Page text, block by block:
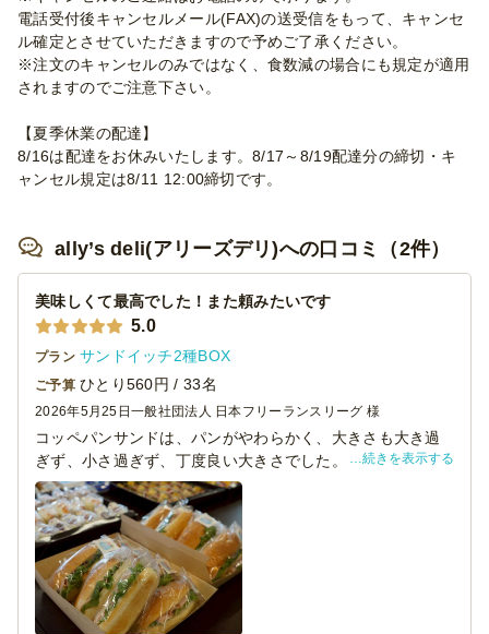
電話受付後キャンセルメール(FAX)の送受信をもって、キャンセ
ル確定とさせていただきますので予めご了承ください。
※注文のキャンセルのみではなく、食数減の場合にも規定が適用
されますのでご注意下さい。
【夏季休業の配達】
8/16は配達をお休みいたします。8/17～8/19配達分の締切・キ
ャンセル規定は8/11 12:00締切です。
ally’s deli(アリーズデリ)への口コミ（2件）
美味しくて最高でした！また頼みたいです
5.0
プラン サンドイッチ2種BOX
ご予算 ひとり560円 / 33名
2026年5月25日 一般社団法人 日本フリーランスリーグ 様
コッペパンサンドは、パンがやわらかく、大きさも大き過
ぎず、小さ過ぎず、丁度良い大きさでした。個包装されて
いるので取り分けしやすく、食べきれなかったものはお土
産に持ちかえってもらいましたので、フードロスも避けら
れました。
とにかく美味しい！
宅配された状態から蓋を開け、パンの具材がみえるように
置き換えたら、テーブルがとても華やかになりました。オ
ードブルだけでは腹持ちならないところ、ちょうどよいサ
続きを表示する